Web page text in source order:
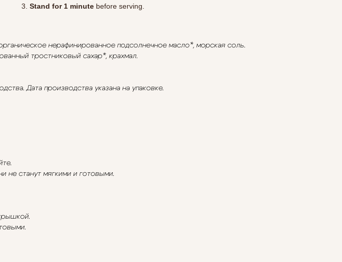
Stand for 1 minute before serving.
нерафинированное подсолнечное масло*, морская соль.
тростниковый сахар*, крахмал.
Дата производства указана на упаковке.
не станут мягкими и готовыми.